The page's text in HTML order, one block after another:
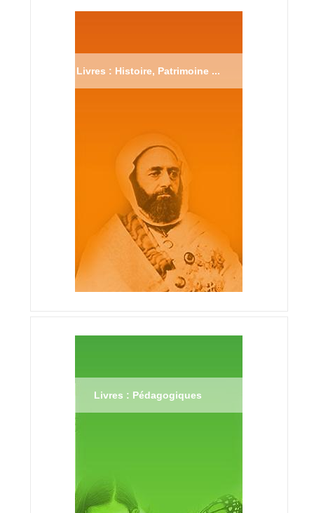
Livres : Histoire, Patrimoine ...
Livres : Pédagogiques